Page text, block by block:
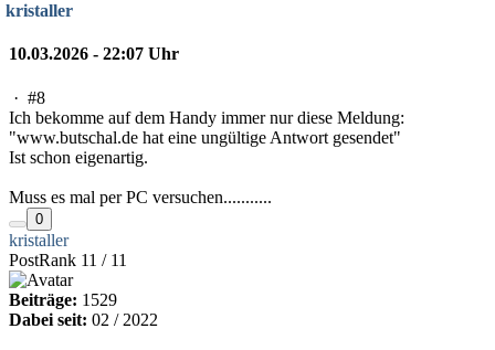
kristaller
10.03.2026 - 22:07 Uhr
· #8
Ich bekomme auf dem Handy immer nur diese Meldung:
"www.butschal.de hat eine ungültige Antwort gesendet"
Ist schon eigenartig.
Muss es mal per PC versuchen...........
0
kristaller
PostRank 11 / 11
Beiträge: 1529
Dabei seit: 02 / 2022